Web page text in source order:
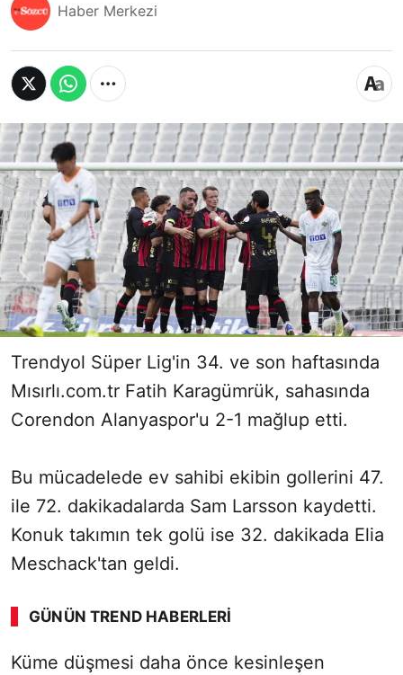
Haber Merkezi
Trendyol Süper Lig'in 34. ve son haftasında
Mısırlı.com.tr Fatih Karagümrük, sahasında
Corendon Alanyaspor'u 2-1 mağlup etti.
Bu mücadelede ev sahibi ekibin gollerini 47.
ile 72. dakikadalarda Sam Larsson kaydetti.
Konuk takımın tek golü ise 32. dakikada Elia
Meschack'tan geldi.
GÜNÜN TREND HABERLERI
Küme düşmesi daha önce kesinleşen